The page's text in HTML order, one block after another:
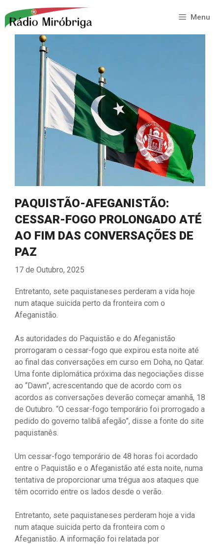
para
Menu
PAQUISTÃO-AFEGANISTÃO:
CESSAR-FOGO PROLONGADO ATÉ
AO FIM DAS CONVERSAÇÕES DE
PAZ
17 de Outubro, 2025
Entretanto, sete paquistaneses perderam a vida hoje
num ataque suicida perto da fronteira com o
Afeganistão.
As autoridades do Paquistão e do Afeganistão
prorrogaram o cessar-fogo que expirou esta noite até
ao final das conversações em curso em Doha, no Qatar.
Uma fonte diplomática próxima das negociações disse
ao “Dawn”, acrescentando que de acordo com os
acordos as conversações deverão começar amanhã, 18
de Outubro. “O cessar-fogo temporário foi prorrogado a
pedido do governo talibã afegão”, disse a fonte do site
paquistanês.
Um cessar-fogo temporário de 48 horas foi acordado
entre o Paquistão e o Afeganistão até esta noite, numa
tentativa de proporcionar uma trégua aos ataques que
têm ocorrido entre os lados desde o verão.
Entretanto, sete paquistaneses perderam hoje a vida
num ataque suicida perto da fronteira com o
Afeganistão. A informação foi relatada por